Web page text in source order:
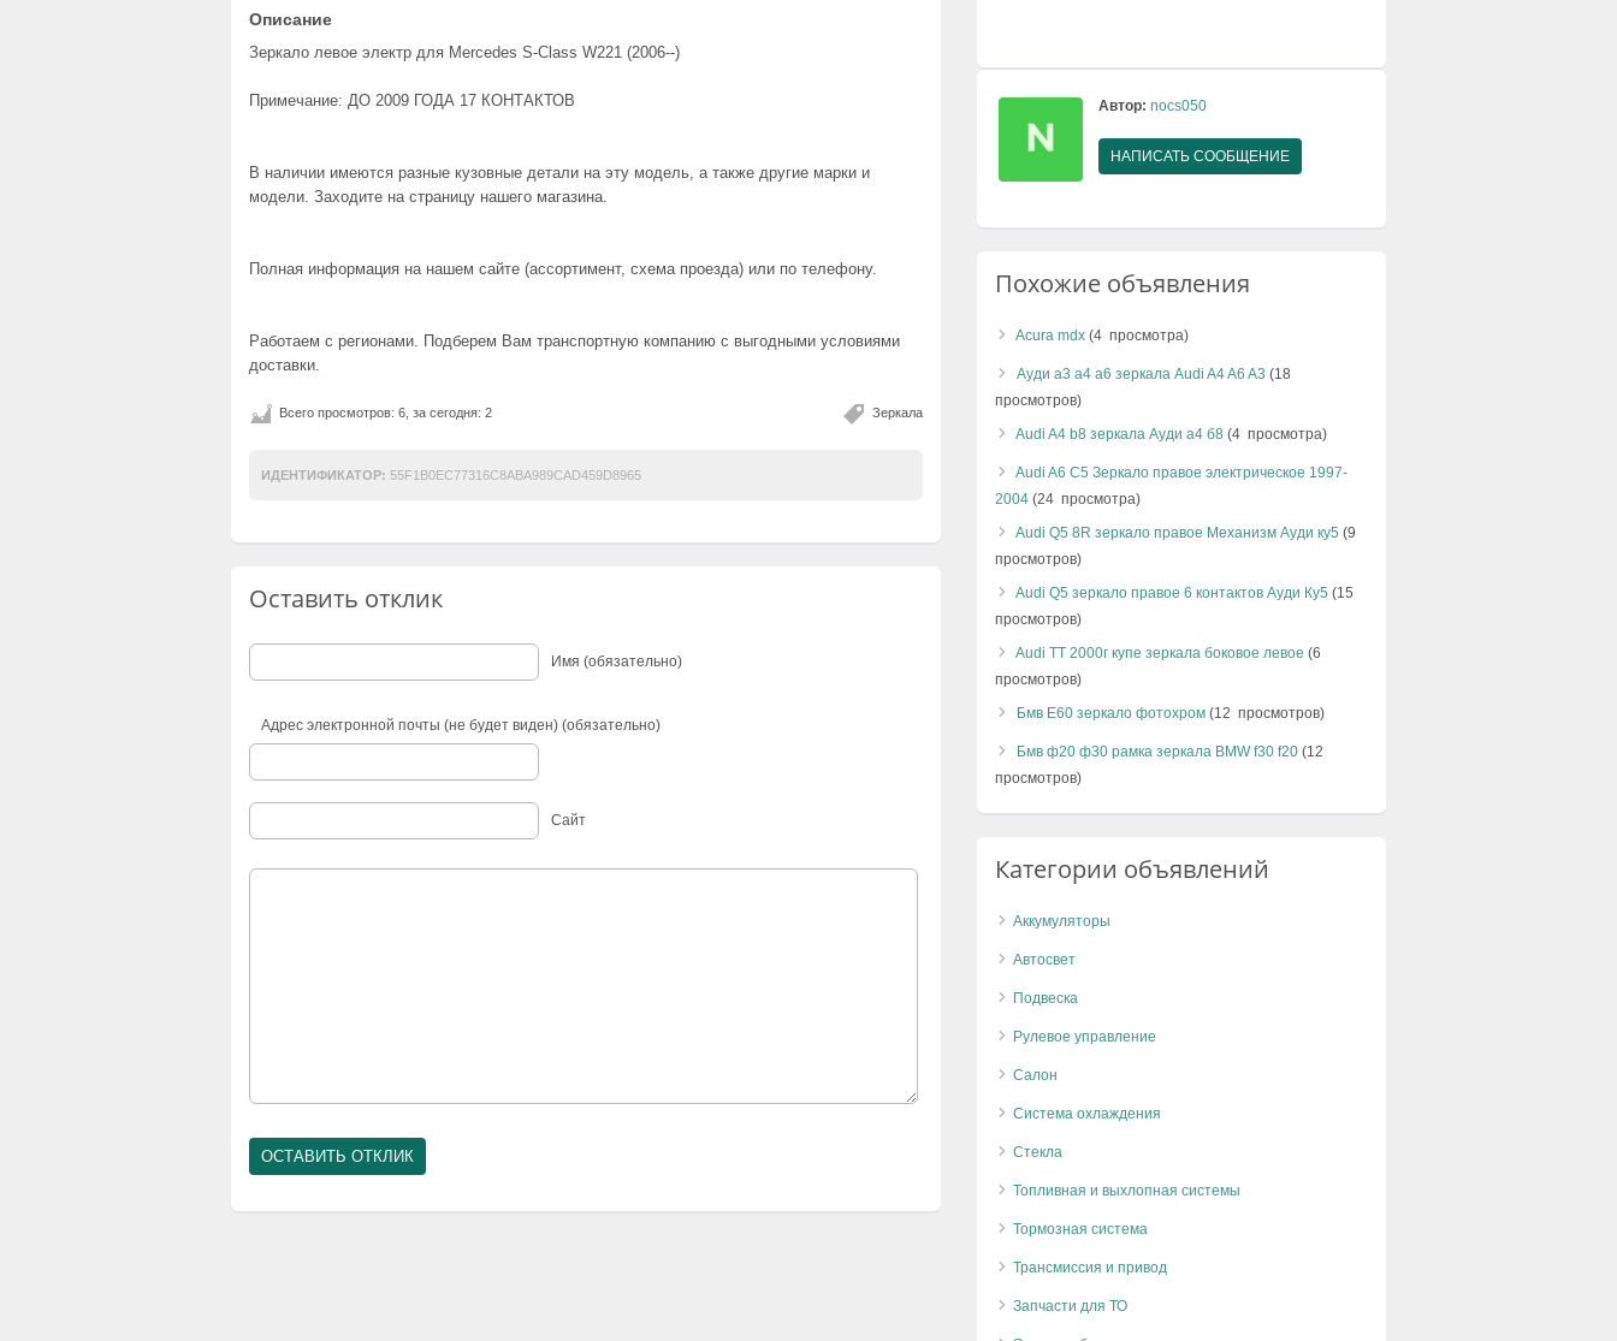
Описание
Зеркало левое электр для Mercedes S-Class W221 (2006--)
Примечание: ДО 2009 ГОДА 17 КОНТАКТОВ
В наличии имеются разные кузовные детали на эту модель, а также другие марки и
модели. Заходите на страницу нашего магазина.
Полная информация на нашем сайте (ассортимент, схема проезда) или по телефону.
Работаем с регионами. Подберем Вам транспортную компанию с выгодными условиями
доставки.
Зеркала
Всего просмотров: 6, за сегодня: 2
ИДЕНТИФИКАТОР: 55F1B0EC77316C8ABA989CAD459D8965
Оставить отклик
Имя (обязательно)
Адрес электронной почты (не будет виден) (обязательно)
Сайт
Автор: nocs050
НАПИСАТЬ СООБЩЕНИЕ
Похожие объявления
Acura mdx (4 просмотра)
Ауди а3 а4 а6 зеркала Audi A4 A6 A3 (18
просмотров)
Audi A4 b8 зеркала Ауди а4 б8 (4 просмотра)
Audi A6 C5 Зеркало правое электрическое 1997-
2004 (24 просмотра)
Audi Q5 8R зеркало правое Механизм Ауди ку5 (9
просмотров)
Audi Q5 зеркало правое 6 контактов Ауди Ку5 (15
просмотров)
Audi TT 2000г купе зеркала боковое левое (6
просмотров)
Бмв Е60 зеркало фотохром (12 просмотров)
Бмв ф20 ф30 рамка зеркала BMW f30 f20 (12
просмотров)
Категории объявлений
Аккумуляторы
Автосвет
Подвеска
Рулевое управление
Салон
Система охлаждения
Стекла
Топливная и выхлопная системы
Тормозная система
Трансмиссия и привод
Запчасти для ТО